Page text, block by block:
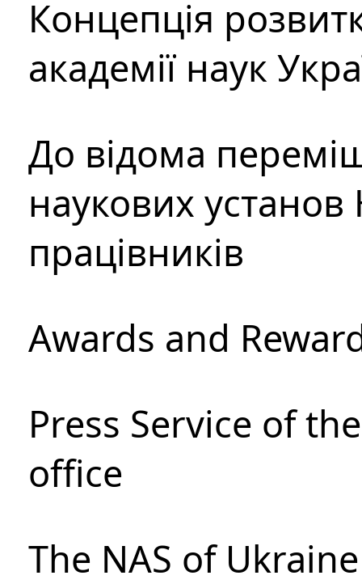
Концепція
академії наук
До відома
наукових установ
працівників
Awards and
Press Service of
office
The NAS of